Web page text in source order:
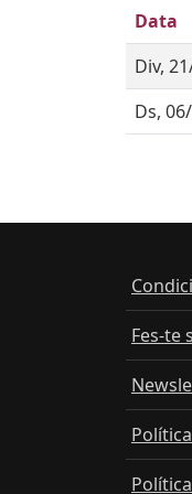
Data
Div,
Ds,
Fes-te